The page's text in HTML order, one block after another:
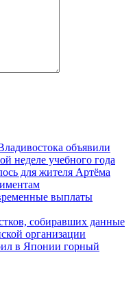
объявили
неделе учебного года
для жителя Артёма
выплаты
собиравших данные
организации
в Японии горный